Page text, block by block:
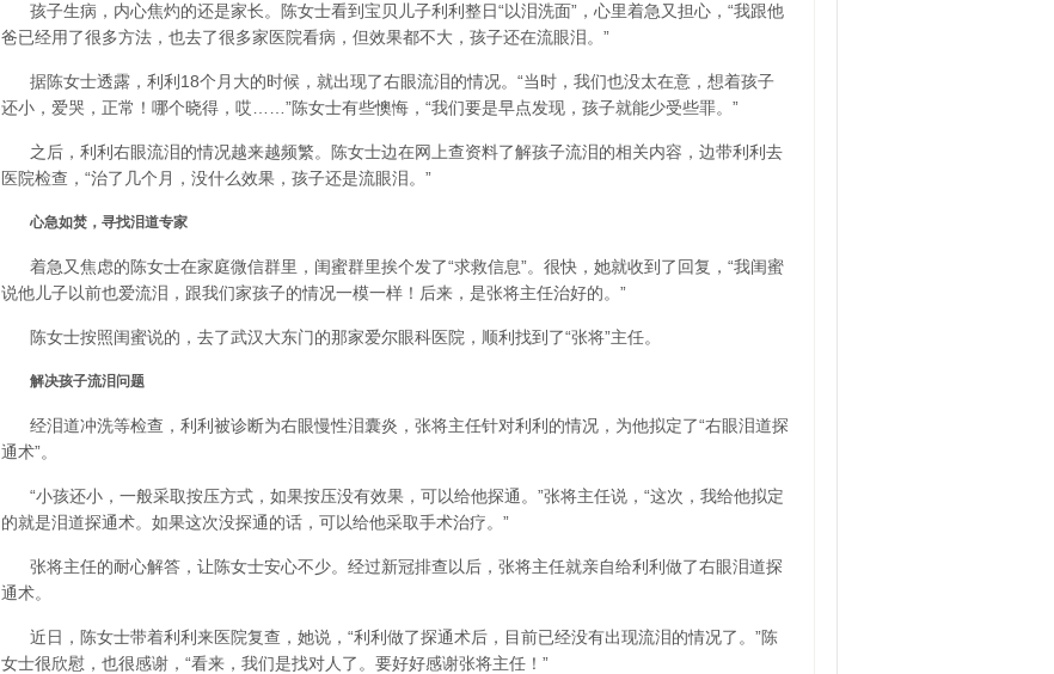
孩子生病，内心焦灼的还是家长。陈女士看到宝贝儿子利利整日“以泪洗面”，心里着急又担心，“我跟他
爸已经用了很多方法，也去了很多家医院看病，但效果都不大，孩子还在流眼泪。”
据陈女士透露，利利18个月大的时候，就出现了右眼流泪的情况。“当时，我们也没太在意，想着孩子
还小，爱哭，正常！哪个晓得，哎……”陈女士有些懊悔，“我们要是早点发现，孩子就能少受些罪。”
之后，利利右眼流泪的情况越来越频繁。陈女士边在网上查资料了解孩子流泪的相关内容，边带利利去
医院检查，“治了几个月，没什么效果，孩子还是流眼泪。”
心急如焚，寻找泪道专家
着急又焦虑的陈女士在家庭微信群里，闺蜜群里挨个发了“求救信息”。很快，她就收到了回复，“我闺蜜
说他儿子以前也爱流泪，跟我们家孩子的情况一模一样！后来，是张将主任治好的。”
陈女士按照闺蜜说的，去了武汉大东门的那家爱尔眼科医院，顺利找到了“张将”主任。
解决孩子流泪问题
经泪道冲洗等检查，利利被诊断为右眼慢性泪囊炎，张将主任针对利利的情况，为他拟定了“右眼泪道探
通术”。
“小孩还小，一般采取按压方式，如果按压没有效果，可以给他探通。”张将主任说，“这次，我给他拟定
的就是泪道探通术。如果这次没探通的话，可以给他采取手术治疗。”
张将主任的耐心解答，让陈女士安心不少。经过新冠排查以后，张将主任就亲自给利利做了右眼泪道探
通术。
近日，陈女士带着利利来医院复查，她说，“利利做了探通术后，目前已经没有出现流泪的情况了。”陈
女士很欣慰，也很感谢，“看来，我们是找对人了。要好好感谢张将主任！”